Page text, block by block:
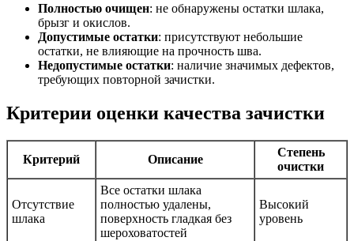
Полностью очищен: не обнаружены остатки шлака,
брызг и окислов.
Допустимые остатки: присутствуют небольшие
остатки, не влияющие на прочность шва.
Недопустимые остатки: наличие значимых дефектов,
требующих повторной зачистки.
Критерии оценки качества зачистки
Критерий Описание
Степень
очистки
Отсутствие
шлака
Все остатки шлака
полностью удалены,
поверхность гладкая без
шероховатостей
Высокий
уровень